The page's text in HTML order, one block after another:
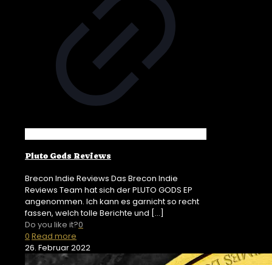
Pluto Gods Reviews
Brecon Indie Reviews Das Brecon Indie
Reviews Team hat sich der PLUTO GODS EP
angenommen. Ich kann es garnicht so recht
fassen, welch tolle Berichte und […]
Do you like it?0
0 Read more
26. Februar 2022